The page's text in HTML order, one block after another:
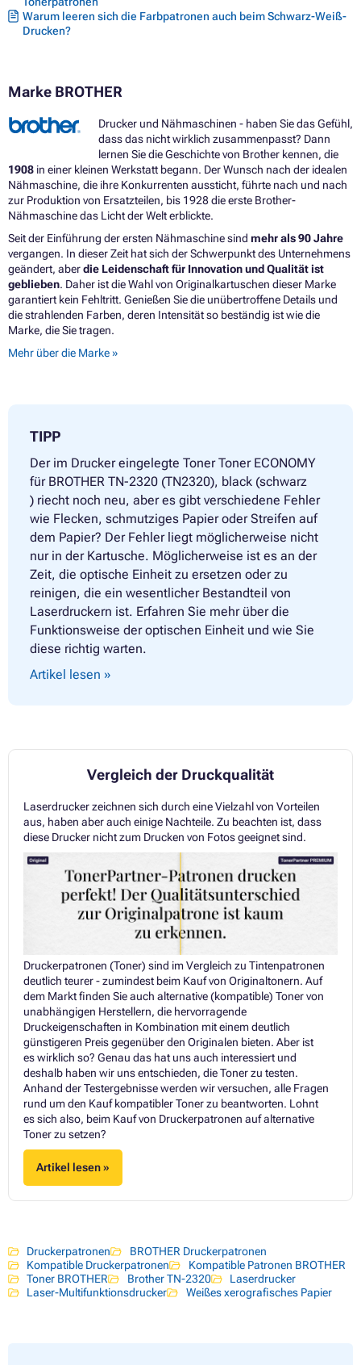
Warum leeren sich die Farbpatronen auch beim Schwarz-Weiß-
Drucken?
Marke BROTHER
Drucker und Nähmaschinen - haben Sie das Gefühl,
dass das nicht wirklich zusammenpasst? Dann
lernen Sie die Geschichte von Brother kennen, die
1908 in einer kleinen Werkstatt begann. Der Wunsch nach der idealen
Nähmaschine, die ihre Konkurrenten aussticht, führte nach und nach
zur Produktion von Ersatzteilen, bis 1928 die erste Brother-
Nähmaschine das Licht der Welt erblickte.
Seit der Einführung der ersten Nähmaschine sind mehr als 90 Jahre
vergangen. In dieser Zeit hat sich der Schwerpunkt des Unternehmens
geändert, aberdie Leidenschaft für Innovation und Qualität ist
geblieben. Daher ist die Wahl von Originalkartuschen dieser Marke
garantiert kein Fehltritt. Genießen Sie die unübertroffene Details und
die strahlenden Farben, deren Intensität so beständig ist wie die
Marke, die Sie tragen.
Mehr über die Marke »
TIPP
Der im Drucker eingelegte Toner Toner ECONOMY
für BROTHER TN-2320 (TN2320), black (schwarz
) riecht noch neu, aber es gibt verschiedene Fehler
wie Flecken, schmutziges Papier oder Streifen auf
dem Papier? Der Fehler liegt möglicherweise nicht
nur in der Kartusche. Möglicherweise ist es an der
Zeit, die optische Einheit zu ersetzen oder zu
reinigen, die ein wesentlicher Bestandteil von
Laserdruckern ist. Erfahren Sie mehr über die
Funktionsweise der optischen Einheit und wie Sie
diese richtig warten.
Artikel lesen »
Vergleich der Druckqualität
Laserdrucker zeichnen sich durch eine Vielzahl von Vorteilen
aus, haben aber auch einige Nachteile. Zu beachten ist, dass
diese Drucker nicht zum Drucken von Fotos geeignet sind.
Druckerpatronen (Toner) sind im Vergleich zu Tintenpatronen
deutlich teurer - zumindest beim Kauf von Originaltonern. Auf
dem Markt finden Sie auch alternative (kompatible) Toner von
unabhängigen Herstellern, die hervorragende
Druckeigenschaften in Kombination mit einem deutlich
günstigeren Preis gegenüber den Originalen bieten. Aber ist
es wirklich so? Genau das hat uns auch interessiert und
deshalb haben wir uns entschieden, die Toner zu testen.
Anhand der Testergebnisse werden wir versuchen, alle Fragen
rund um den Kauf kompatibler Toner zu beantworten. Lohnt
es sich also, beim Kauf von Druckerpatronen auf alternative
Toner zu setzen?
Artikel lesen »
Druckerpatronen
BROTHER Druckerpatronen
Kompatible Druckerpatronen
Kompatible Patronen BROTHER
Toner BROTHER
Brother TN-2320
Laserdrucker
Laser-Multifunktionsdrucker
Weißes xerografisches Papier